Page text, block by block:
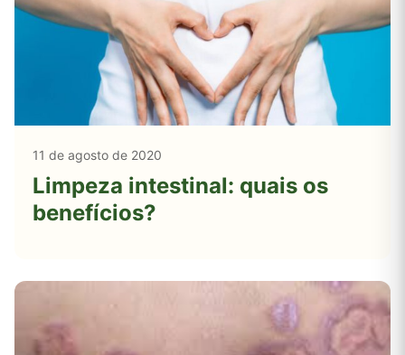
11 de agosto de 2020
Limpeza intestinal: quais os
benefícios?